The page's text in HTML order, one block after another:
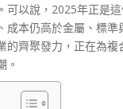
可以說，2025年正是
成本仍高於金屬、標
齊聚發力，正在為
。